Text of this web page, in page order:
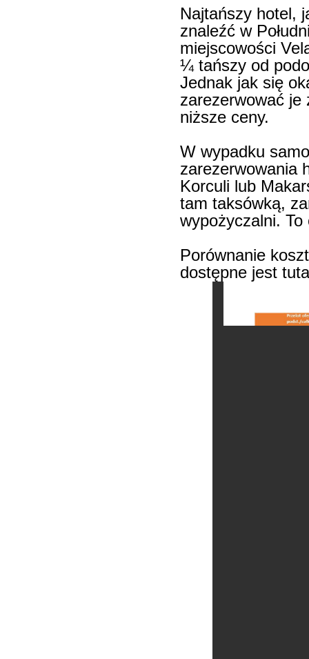
Najtańszy hotel,
znaleźć w
miejscowości
¼ tańszy od
Jednak jak się
zarezerwować je
niższe ceny.
W wypadku
zarezerwowania
Korculi lub
tam taksówką,
wypożyczalni. To
Porównanie
dostępne jest